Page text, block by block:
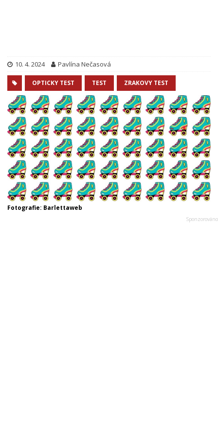
10. 4. 2024 Pavlína Nečasová
OPTICKY TEST TEST ZRAKOVY TEST
Fotografie: Barlettaweb